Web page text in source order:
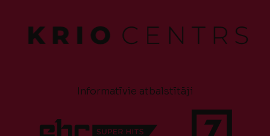
Informatīvie atbalstītāji